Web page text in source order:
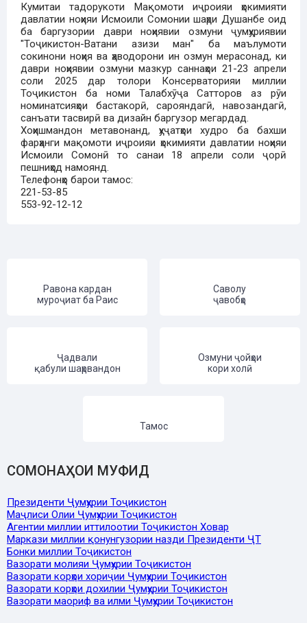
Кумитаи тадорукоти Мақомоти иҷроияи ҳокимияти
давлатии ноҳияи Исмоили Сомонии шаҳри Душанбе оид
ба баргузории даври ноҳиявии озмуни ҷумҳуриявии
"Тоҷикистон-Ватани азизи ман" ба маълумоти
сокинони ноҳия ва ҳаводорони ин озмун мерасонад, ки
даври ноҳиявии озмуни мазкур саннаҳои 21-23 апрели
соли 2025 дар толори Консерваторияи миллии
Тоҷикистон ба номи Талабхӯҷа Сатторов аз рӯи
номинатсияҳои бастакорӣ, сарояндагӣ, навозандагӣ,
санъати тасвирӣ ва дизайн баргузор мегардад.
Хоҳишмандон метавонанд, ҳуҷатҳои худро ба бахши
фарҳанги мақомоти иҷроияи ҳокимияти давлатии ноҳияи
Исмоили Сомонӣ то санаи 18 апрели соли ҷорӣ
пешниҳод намоянд.
Телефонҳо барои тамос:
221-53-85
553-92-12-12
Равона кардан
муроҷиат ба Раис
Саволу
ҷавобҳо
Ҷадвали
қабули шаҳрвандон
Озмуни ҷойҳои
кори холӣ
Тамос
СОМОНАҲОИ МУФИД
Президенти Ҷумҳурии Тоҷикистон
Маҷлиси Олии Ҷумҳурии Тоҷикистон
Агентии миллии иттилоотии Тоҷикистон Ховар
Маркази миллии қонунгузории назди Президенти ҶТ
Бонки миллии Тоҷикистон
Вазорати молияи Ҷумҳурии Тоҷикистон
Вазорати корҳои хориҷии Ҷумҳурии Тоҷикистон
Вазорати корҳои дохилии Ҷумҳурии Тоҷикистон
Вазорати маориф ва илми Ҷумҳурии Тоҷикистон